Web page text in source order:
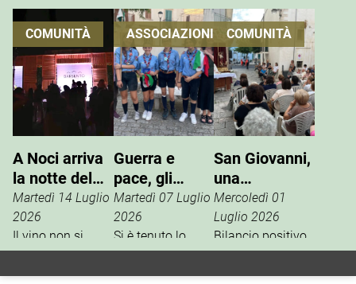
COMUNITÀ
A Noci arriva
la notte del
vino che si
vive
Martedì 14 Luglio
2026
Il vino non si
degusta. Si vive.
È questo il
ASSOCIAZIONI
Guerra e
pace, gli
Scout
incontrano
l’ANPI
Martedì 07 Luglio
2026
Si è tenuto lo
scorso 27 giugno
un incontro tra
COMUNITÀ
San Giovanni,
una
tradizione che
si rinnova
Mercoledì 01
Luglio 2026
Bilancio positivo,
la scorsa
settimana, per i